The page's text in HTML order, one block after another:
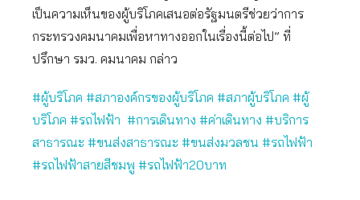
เป็นความเห็นของผู้บริโภคเสนอต่อรัฐมนตรีช่วยว่าการ
กระทรวงคมนาคมเพื่อหาทางออกในเรื่องนี้ต่อไป” ที่
ปรึกษา รมว. คมนาคม กล่าว
#ผู้บริโภค #สภาองค์กรของผู้บริโภค #สภาผู้บริโภค #ผู้
บริโภค #รถไฟฟ้า #การเดินทาง #ค่าเดินทาง #บริการ
สาธารณะ #ขนส่งสาธารณะ #ขนส่งมวลชน #รถไฟฟ้า
#รถไฟฟ้าสายสีชมพู #รถไฟฟ้า20บาท